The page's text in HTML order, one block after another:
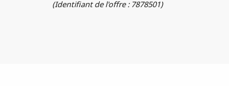
(Identifiant de l'offre : 7878501)